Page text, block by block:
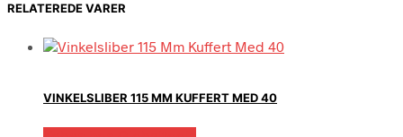
RELATEREDE VARER
VINKELSLIBER 115 MM KUFFERT MED 40